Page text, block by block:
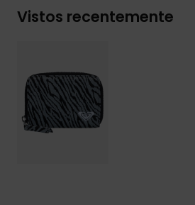
Vistos recentemente